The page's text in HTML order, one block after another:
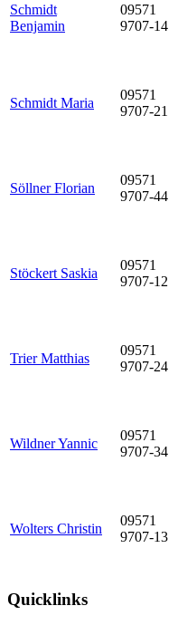
Schmidt
Benjamin
09571
9707-14
Schmidt Maria
09571
9707-21
Söllner Florian
09571
9707-44
Stöckert Saskia
09571
9707-12
Trier Matthias
09571
9707-24
Wildner Yannic
09571
9707-34
Wolters Christin
09571
9707-13
Quicklinks